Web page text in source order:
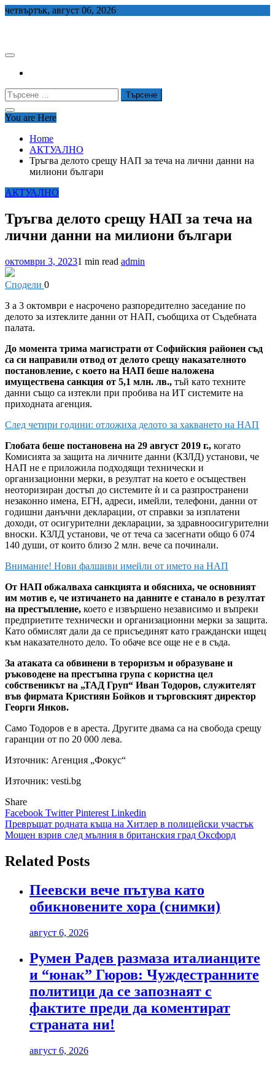
Skip
четвъртък, август 06, 2026
Търсене
за:
You are Here
Home
АКТУАЛНО
Тръгва делото срещу НАП за теча на лични данни на
милиони българи
АКТУАЛНО
Тръгва делото срещу НАП за теча на
лични данни на милиони българи
октомври 3, 20231 min read admin
Сподели 0
З а 3 октомври е насрочено разпоредително заседание по
делото за изтеклите данни от НАП, съобщиха от Съдебната
палата.
До момента трима магистрати от Софийския районен съд
са си направили отвод от делото срещу наказателното
постановление, с което на НАП беше наложена
имуществена санкция от 5,1 млн. лв., тъй като техните
данни също са изтекли при пробива на ИТ системите на
приходната агенция.
След четири години: отложиха делото за хакването на НАП
Глобата беше постановена на 29 август 2019 г., когато
Комисията за защита на личните данни (КЗЛД) установи, че
НАП не е приложила подходящи технически и
организационни мерки, в резултат на което е осъществен
неоторизиран достъп до системите ѝ и са разпространени
незаконно имена, ЕГН, адреси, имейли, телефони, данни от
годишни данъчни декларации, от справки за изплатени
доходи, от осигурителни декларации, за здравноосигурителни
вноски. КЗЛД установи, че от теча са засегнати общо 6 074
140 души, от които близо 2 млн. вече са починали.
Внимание! Нови фалшиви имейли от името на НАП
От НАП обжалваха санкцията и обясниха, че основният
им мотив е, че изтичането на данните е станало в резултат
на престъпление, което е извършено независимо и въпреки
предприетите технически и организационни мерки за защита.
Като обмислят дали да се присъединят като граждански ищец
към наказателното дело. То обаче все още не е в съда.
За атаката са обвинени в тероризъм и образуване и
ръководене на престъпна група с користна цел
собственикът на „ТАД Груп“ Иван Тодоров, служителят
във фирмата Кристиян Бойков и търговският директор
Георги Янков.
Само Тодоров е в ареста. Другите двама са на свобода срещу
гаранции от по 20 000 лева.
Източник: Агенция „Фокус“
Източник: vesti.bg
Share
Facebook TwitterPinterest Linkedin
Навигация
Превръщат родната къща на Хитлер в полицейски участък
Мощен взрив след мълния в британския град Оксфорд
Related Posts
Пеевски вече пътува като
обикновените хора (снимки)
август 6, 2026
Румен Радев размаза италианците
и “юнак” Гюров: Чуждестранните
политици да се запознаят с
фактите преди да коментират
страната ни!
август 6, 2026